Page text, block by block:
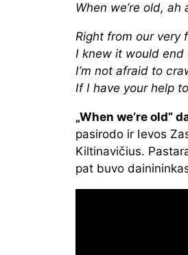
When we’re old, ah
Right from our very
I knew it would end
I’m not afraid to
If I have your help
„When we‘re old”
pasirodo ir Ievos
Kiltinavičius.
pat buvo